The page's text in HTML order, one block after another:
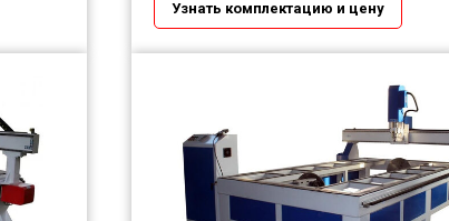
Узнать комплектацию и цену